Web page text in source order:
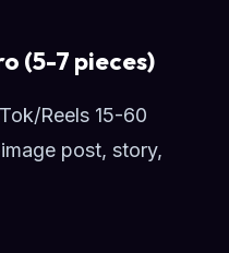
(5-7 pieces)
Reels 15-60
post, story,